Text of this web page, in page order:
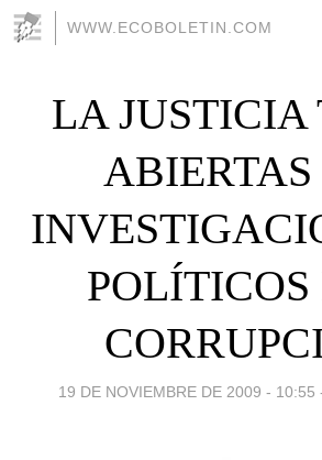
WWW.ECOBOLETIN.COM
LA JUSTICIA
ABIERTAS
POLÍTICOS
19 DE NOVIEMBRE DE 2009 - 10:55